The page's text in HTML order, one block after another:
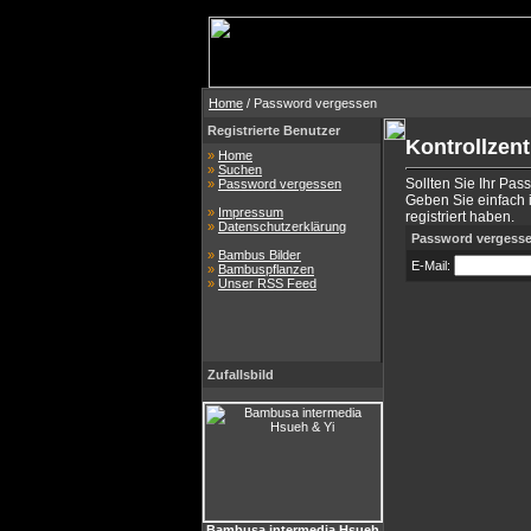
Home / Password vergessen
Registrierte Benutzer
» Home
» Suchen
» Password vergessen
» Impressum
» Datenschutzerklärung
» Bambus Bilder
» Bambuspflanzen
» Unser RSS Feed
Zufallsbild
Sollten Sie Ihr
Geben Sie einfach
registriert haben.
Password
E-Mail: